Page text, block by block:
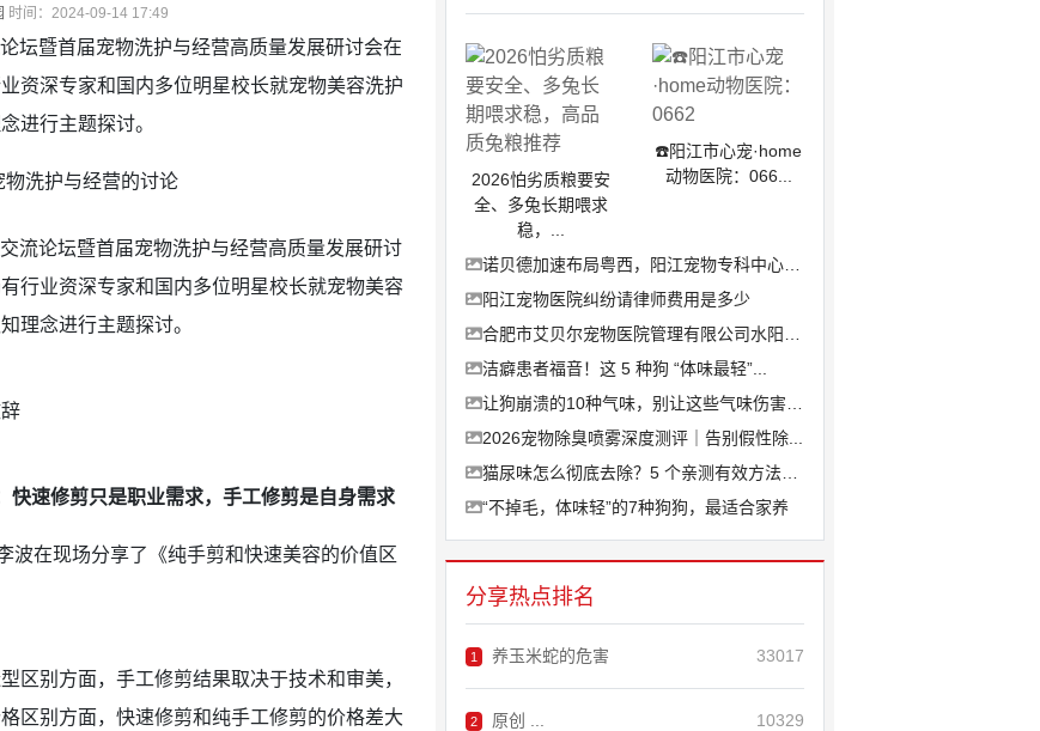
时间：2024-09-14 17:49
坛暨首届宠物洗护与经营高质量发展研讨会在
资深专家和国内多位明星校长就宠物美容洗护
进行主题探讨。
论坛暨首届宠物洗护与经营高质量发展研讨
行业资深专家和国内多位明星校长就宠物美容
理念进行主题探讨。
快速修剪只是职业需求，手工修剪是自身需求
在现场分享了《纯手剪和快速美容的价值区
别方面，手工修剪结果取决于技术和审美，
区别方面，快速修剪和纯手工修剪的价格差大
2026怕劣质粮要安
全、多兔长期喂求
稳，...
☎️阳江市心宠·home
动物医院：066...
诺贝德加速布局粤西，阳江宠物专科中心医院...
阳江宠物医院纠纷请律师费用是多少
合肥市艾贝尔宠物医院管理有限公司水阳江路...
洁癖患者福音！这 5 种狗 “体味最轻”...
让狗崩溃的10种气味，别让这些气味伤害爱...
2026宠物除臭喷雾深度测评｜告别假性除...
猫尿味怎么彻底去除？5 个亲测有效方法，...
“不掉毛，体味轻”的7种狗狗，最适合家养
分享热点排名
1 养玉米蛇的危害 33017
2 原创 ... 10329